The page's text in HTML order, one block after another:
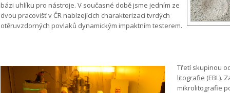
bázi uhlíku pro nástroje. V současné době jsme jedním ze
dvou pracovišť v ČR nabízejících charakterizaci tvrdých
otěruvzdorných povlaků dynamickým impaktním testerem.
Třetí skupinou
litografie (EBL).
mikrolitografie